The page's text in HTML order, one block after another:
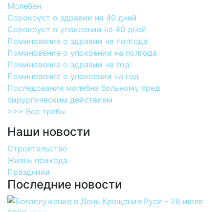
Молебен
Сорокоуст о здравии на 40 дней
Сорокоуст о упокоении на 40 дней
Поминовение о здравии на полгода
Поминовение о упокоении на полгода
Поминовение о здравии на год
Поминовение о упокоении на год
Последование молебна больному пред
хирургическим действием
>>> Все требы
Наши новости
Строительство
Жизнь прихода
Праздники
Последние новости